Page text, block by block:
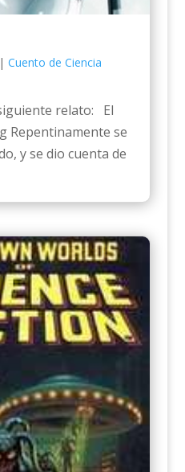
Cuento de Ciencia
relato: El
Repentinamente se
y se dio cuenta de